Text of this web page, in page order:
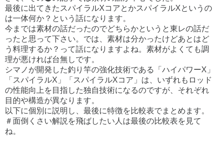
最後に出てきたスパイラルXコアとかスパイラルXというの
は一体何か？という話になります。
今までは素材の話だったのでどちらかというと東レの話だ
ったと思って下さい。では、素材は分かったけどあとはど
う料理するか？って話になりますよね。素材がよくても調
理が悪ければ台無しです。
シマノが開発した釣り竿の強化技術である「ハイパワーX」
「スパイラルX」「スパイラルXコア」は、いずれもロッド
の性能向上を目指した独自技術になるのですが、それぞれ
目的や構造が異なります。
以下に個別に説明し、最後に特徴を比較表でまとめます。
＃面倒くさい解説を飛ばしたい人は最後の比較表を見て
ね。